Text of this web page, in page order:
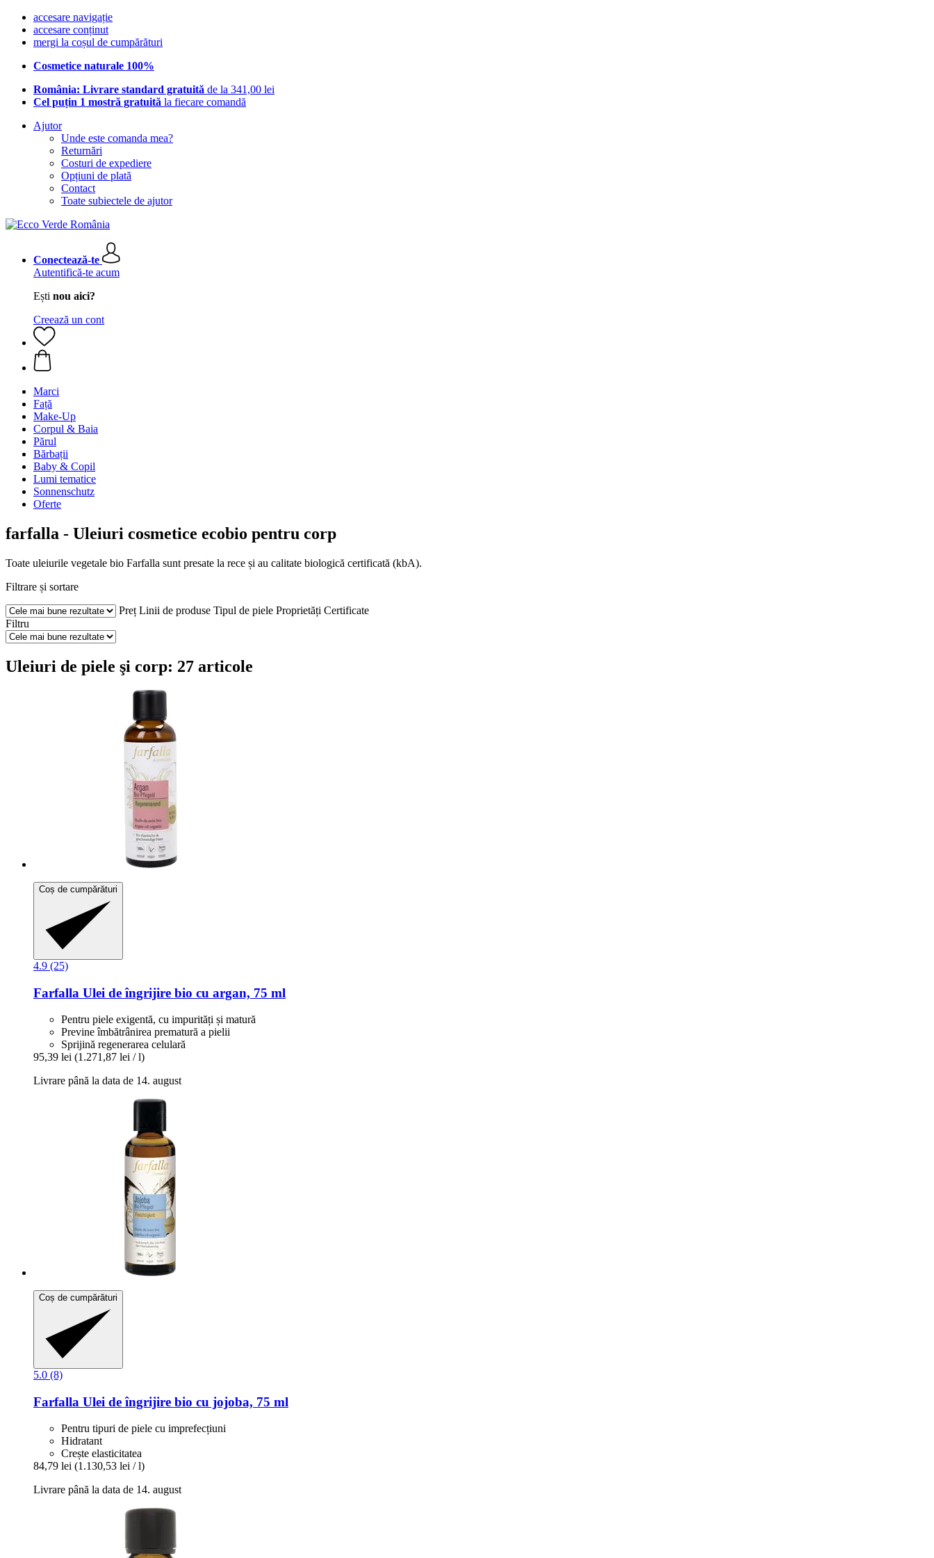
accesare navigație
accesare conținut
mergi la coșul de cumpărături
Cosmetice naturale 100%
România: Livrare standard gratuită de la 341,00 lei
Cel puțin 1 mostră gratuită la fiecare comandă
Ajutor
Unde este comanda mea?
Returnări
Costuri de expediere
Opțiuni de plată
Contact
Toate subiectele de ajutor
Conectează-te
Autentifică-te acum
Ești nou aici?
Creează un cont
Marci
Față
Make-Up
Corpul & Baia
Părul
Bărbații
Baby & Copil
Lumi tematice
Sonnenschutz
Oferte
farfalla - Uleiuri cosmetice ecobio pentru corp
Toate uleiurile vegetale bio Farfalla sunt presate la rece și au calitate biologică certificată (kbA).
Filtrare și sortare
Preț Linii de produse Tipul de piele Proprietăți Certificate
Filtru
Uleiuri de piele şi corp: 27 articole
Coș de cumpărături
4.9 (25)
Farfalla Ulei de îngrijire bio cu argan, 75 ml
Pentru piele exigentă, cu impurități și matură
Previne îmbătrânirea prematură a pielii
Sprijină regenerarea celulară
95,39 lei (1.271,87 lei / l)
Livrare până la data de 14. august
Coș de cumpărături
5.0 (8)
Farfalla Ulei de îngrijire bio cu jojoba, 75 ml
Pentru tipuri de piele cu imprefecțiuni
Hidratant
Crește elasticitatea
84,79 lei (1.130,53 lei / l)
Livrare până la data de 14. august